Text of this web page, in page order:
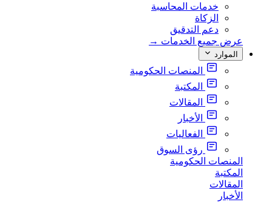
خدمات المحاسبة
الزكاة
دعم التدقيق
عرض جميع الخدمات →
الموارد
المنصات الحكومية
المكتبة
المقالات
الأخبار
الفعاليات
رؤى السوق
المنصات الحكومية
المكتبة
المقالات
الأخبار